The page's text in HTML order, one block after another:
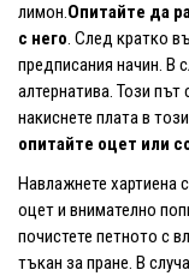
лимон.Опитайте да
с него. След кратко
предписания начин. В
алтернатива. Този
накиснете плата в
опитайте оцет или
Навлажнете хартиена
оцет и внимателно
почистете петното с
тъкан за пране. В